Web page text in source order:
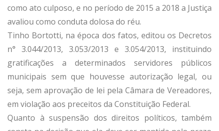
como ato culposo, e no período de 2015 a 2018 a Justiça
avaliou como conduta dolosa do réu.
Tinho Bortotti, na época dos fatos, editou os Decretos
n° 3.044/2013, 3.053/2013 e 3.054/2013, instituindo
gratificações a determinados servidores públicos
municipais sem que houvesse autorização legal, ou
seja, sem aprovação de lei pela Câmara de Vereadores,
em violação aos preceitos da Constituição Federal.
Quanto à suspensão dos direitos políticos, também